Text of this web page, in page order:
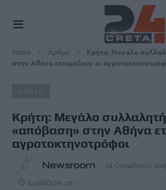
Home Άρθρα
Κρήτη: Μεγάλο
στην Αθήνα ετοιμάζουν οι
Κρήτη: Μεγάλο
«απόβαση» στην Αθήνα
αγροτοκτηνοτρόφοι
Newsroom 24 Οκτωβρίου,
Διαβάζεται σε 1'